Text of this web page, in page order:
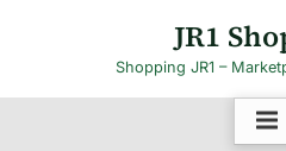
JR1
Shopping JR1 –